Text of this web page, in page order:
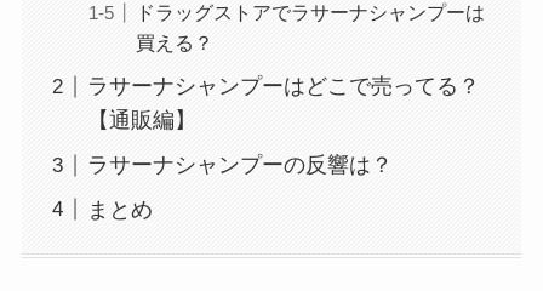
ドラッグストアでラサーナシャンプーは
買える？
ラサーナシャンプーはどこで売ってる？
【通販編】
ラサーナシャンプーの反響は？
まとめ